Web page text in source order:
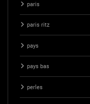
paris
paris ritz
pays
pays bas
perles